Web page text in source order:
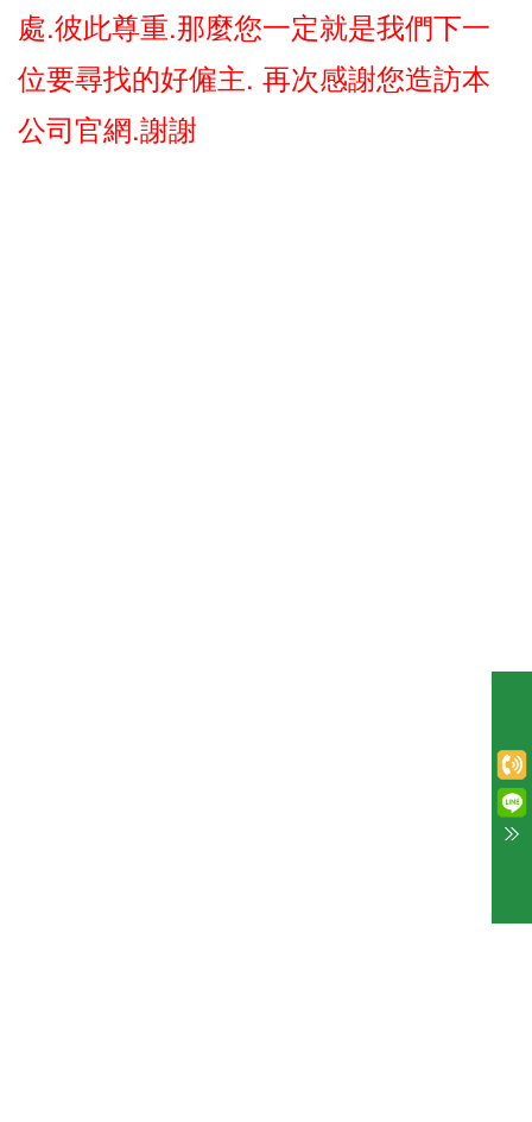
處.彼此尊重.那麼您一定就是我們下一
位要尋找的好僱主. 再次感謝您造訪本
公司官網.謝謝